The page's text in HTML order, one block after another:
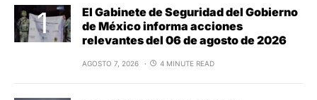
El Gabinete de Seguridad del Gobierno
de México informa acciones
relevantes del 06 de agosto de 2026
AGOSTO 7, 2026 4 MINUTE READ